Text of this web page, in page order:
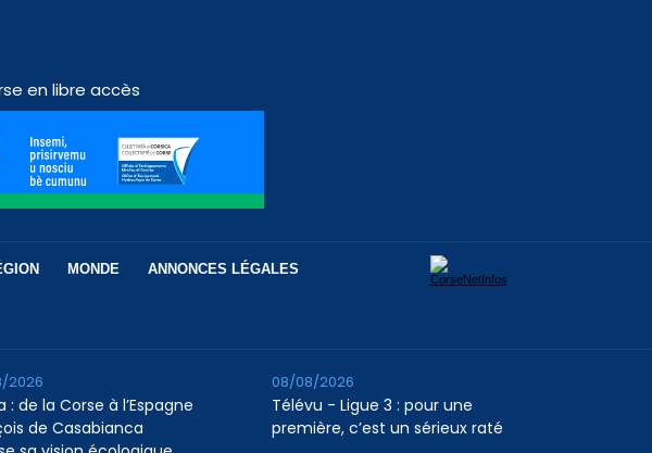
en libre accès
MONDE ANNONCES LÉGALES
: de la Corse à l’Espagne
de Casabianca
2026
Télévu - Ligue 3 : pour une
première, c’est un sérieux raté
08/08/2026